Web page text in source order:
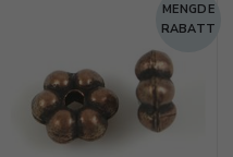
MENGDE
RABATT